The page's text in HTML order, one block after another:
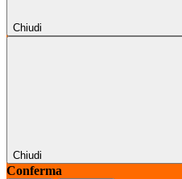
Chiudi
Chiudi
Conferma